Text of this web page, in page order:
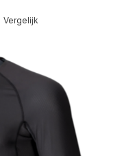
Vergelijk